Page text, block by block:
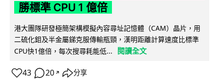
勝標準 CPU 1 億倍
港大團隊研發極簡架構模擬內容尋址記憶體（CAM）晶片，用
二硫化鉬及半金屬銻克服傳輸瓶頸，漢明距離計算速度比標準
CPU快1億倍，每次搜尋耗能低...
閱讀全文
43 20 ↗ 分享